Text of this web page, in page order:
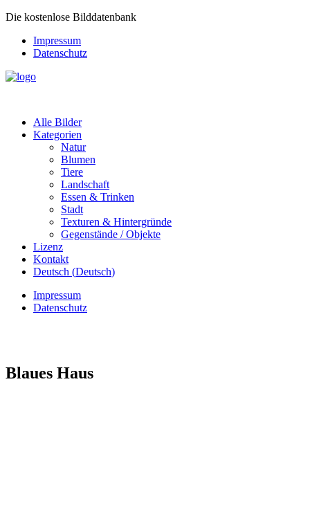
Die kostenlose Bilddatenbank
Impressum
Datenschutz
Alle Bilder
Kategorien
Natur
Blumen
Tiere
Landschaft
Essen & Trinken
Stadt
Texturen & Hintergründe
Gegenstände / Objekte
Lizenz
Kontakt
Deutsch (Deutsch)
Impressum
Datenschutz
Blaues Haus